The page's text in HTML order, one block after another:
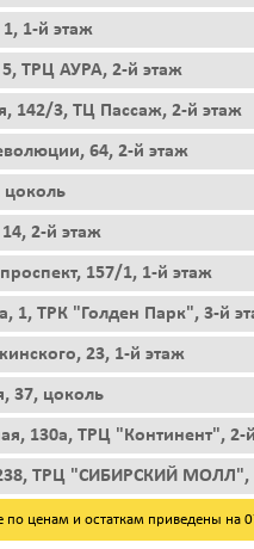
1-й этаж
ТРЦ АУРА, 2-й этаж
142/3, ТЦ Пассаж, 2-й этаж
64, 2-й этаж
цоколь
2-й этаж
157/1, 1-й этаж
1, ТРК "Голден Парк", 3-й
23, 1-й этаж
37, цоколь
130а, ТРЦ "Континент", 2-
ТРЦ "СИБИРСКИЙ МОЛЛ",
ценам и остаткам приведены на